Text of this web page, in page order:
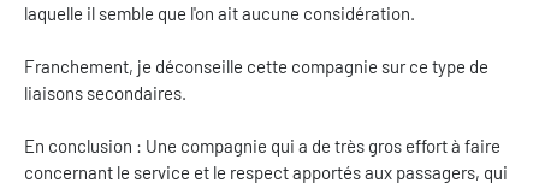
laquelle il semble que l'on ait aucune considération.
Franchement, je déconseille cette compagnie sur ce type de
liaisons secondaires.
En conclusion : Une compagnie qui a de très gros effort à faire
concernant le service et le respect apportés aux passagers, qui